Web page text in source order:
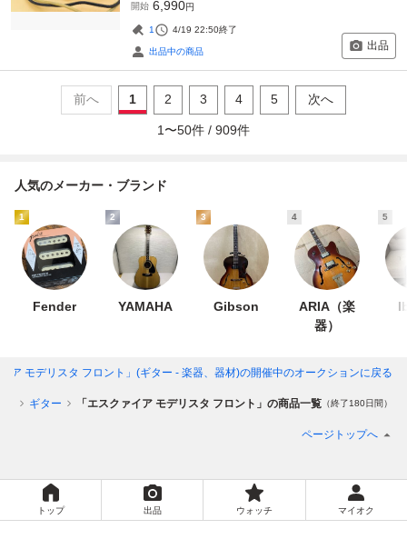
開始 6,990円
1 4/19 22:50終了
出品中の商品 出品
前へ 1 2 3 4 5 次へ
1 〜50件 / 909件
人気のメーカー・ブランド
1
Fender
2
YAMAHA
3
Gibson
4
ARIA（楽
器）
5
ア モデリスタ フロント」(ギター - 楽器、器材)の開催中のオークションに戻る
ギター 「エスクァイア モデリスタ フロント」の商品一覧 （終了180日間）
ページトップへ
トップ 出品 ウォッチ マイオク